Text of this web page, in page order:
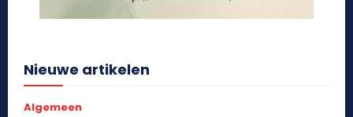
Nieuwe artikelen
Algemeen